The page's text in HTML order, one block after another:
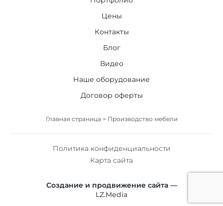
Главная страница > Производство мебели
Цены
Контакты
Блог
Видео
Наше оборудование
Договор оферты
Политика конфиденциальности
Карта сайта
Создание и продвижение сайта —
LZ.Media